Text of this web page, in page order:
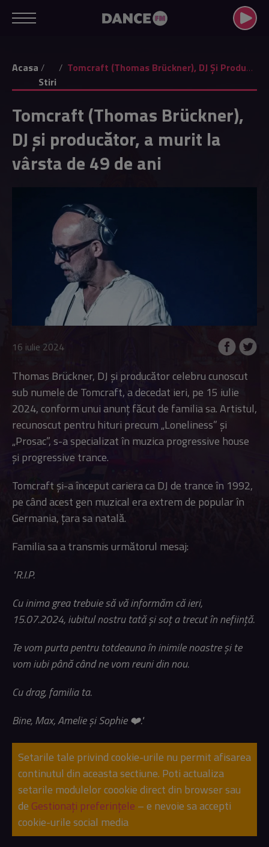
Acasa
Stiri
Tomcraft (Thomas Brückner), DJ Și Producător, A Murit La Vârsta De 49 De Ani
Tomcraft (Thomas Brückner),
DJ și producător, a murit la
vârsta de 49 de ani
16 iulie 2024
Thomas Brückner, DJ și producător celebru cunoscut
sub numele de Tomcraft, a decedat ieri, pe 15 iulie
2024, conform unui anunț făcut de familia sa. Artistul,
recunoscut pentru hituri precum „Loneliness” și
„Prosac”, s-a specializat în muzica progressive house
și progressive trance.
Tomcraft și-a început cariera ca DJ de trance în 1992,
pe când acest gen muzical era extrem de popular în
Germania, țara sa natală.
Familia sa a transmis următorul mesaj:
"R.I.P.
Cu inima grea trebuie să vă informăm că ieri,
15.07.2024, iubitul nostru tată și soț a trecut în neființă.
Te vom purta pentru totdeauna în inimile noastre și te
vom iubi până când ne vom reuni din nou.
Cu drag, familia ta.
Bine, Max, Amelie și Sophie ❤️."
Setarile tale privind cookie-urile nu permit afisarea
continutul din aceasta sectiune. Poti actualiza
setarile modulelor coookie direct din browser sau
de Gestionați preferințele – e nevoie sa accepti
cookie-urile social media